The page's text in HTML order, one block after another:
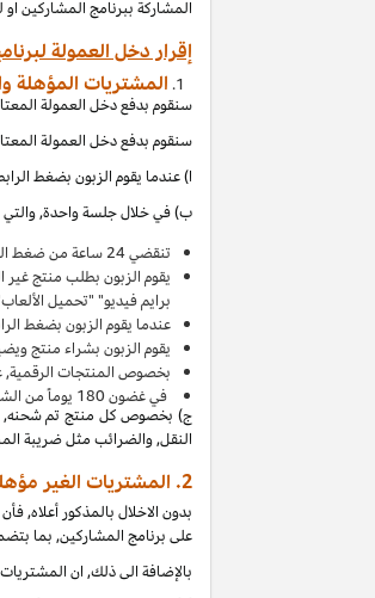
المشاركة ببرنامج المشاركين
إقرار دخل العمولة
المشتريات المؤهلة
سنقوم بدفع دخل العمولة المعتاد الموصوف في البند 3 من إقرار دخل العمولة هذا بالاتصال مع المشتريات المؤهلة,
سنقوم بدفع دخل العمولة المعتاد الموصوف في البند 3 من إقرار دخل العمولة هذا بالاتصال مع المشتريات المؤهلة,
ا) عندما يقوم الزبون بضغط
ب) في خلال جلسة واحدة, والتي
تنقضي 24 ساعة من ضغط الزبون على الرابط الخاص؛
يقوم الزبون بطلب منتج
برايم فيديو" "تحميل
عندما يقوم الزبون بضغط
يقوم الزبون بشراء منتج
بخصوص المنتجات الرقمية,
في غضون 180 يوماً من
ج) بخصوص كل منتج تم شحنه,
النقل, والضرائب مثل ضريبة
2. المشتريات الغير مؤهلة
بدون الاخلال بالمذكور
على برنامج المشاركين, بما
بالإضافة الى ذلك, ان